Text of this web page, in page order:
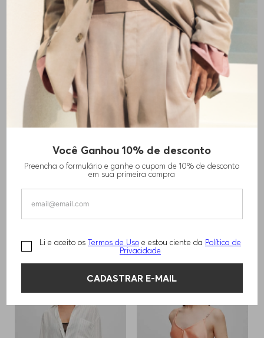
Você Ganhou 10% de desconto
Preencha o formulário e ganhe o cupom de 10% de desconto
em sua primeira compra
Li e aceito os Termos de Uso e estou ciente da Política de
Privacidade
CADASTRAR E-MAIL
DEGRADÊ EM CETIM MACIO
R$1.020,00 R$2.030,00 R$1.320,00 R$2.630,00